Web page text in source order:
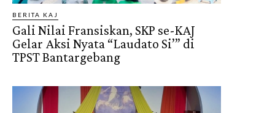
BERITA KAJ
Gali Nilai Fransiskan, SKP se-KAJ
Gelar Aksi Nyata “Laudato Si’” di
TPST Bantargebang